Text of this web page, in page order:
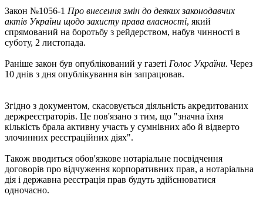
Закон №1056-1 Про внесення змін до деяких законодавчих
актів України щодо захисту права власності, який
спрямований на боротьбу з рейдерством, набув чинності в
суботу, 2 листопада.
Раніше закон був опублікований у газеті Голос України. Через
10 днів з дня опублікування він запрацював.
Згідно з документом, скасовується діяльність акредитованих
держреєстраторів. Це пов'язано з тим, що "значна їхня
кількість брала активну участь у сумнівних або й відверто
злочинних реєстраційних діях".
Також вводиться обов'язкове нотаріальне посвідчення
договорів про відчуження корпоративних прав, а нотаріальна
дія і державна реєстрація прав будуть здійснюватися
одночасно.